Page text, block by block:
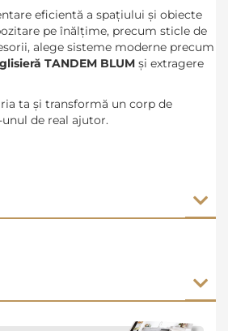
eficientă a spațiului și obiecte
pe înălțime, precum sticle de
alege sisteme moderne precum
TANDEM BLUM și extragere
ta și transformă un corp de
de real ajutor.